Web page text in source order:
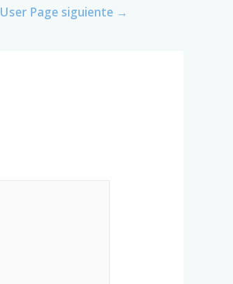
User Page siguiente →